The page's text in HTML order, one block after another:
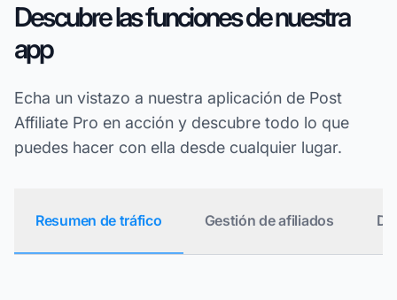
Descubre las funciones de nuestra
app
Echa un vistazo a nuestra aplicación de Post
Affiliate Pro en acción y descubre todo lo que
puedes hacer con ella desde cualquier lugar.
Resumen de tráfico Gestión de afiliados